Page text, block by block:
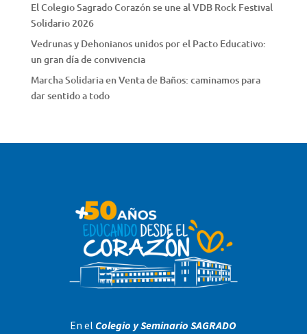
El Colegio Sagrado Corazón se une al VDB Rock Festival
Solidario 2026
Vedrunas y Dehonianos unidos por el Pacto Educativo:
un gran día de convivencia
Marcha Solidaria en Venta de Baños: caminamos para
dar sentido a todo
En el Colegio y Seminario SAGRADO